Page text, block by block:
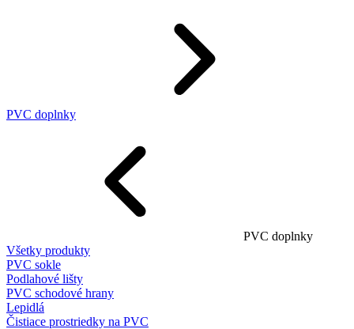
PVC doplnky
PVC doplnky
Všetky produkty
PVC sokle
Podlahové lišty
PVC schodové hrany
Lepidlá
Čistiace prostriedky na PVC